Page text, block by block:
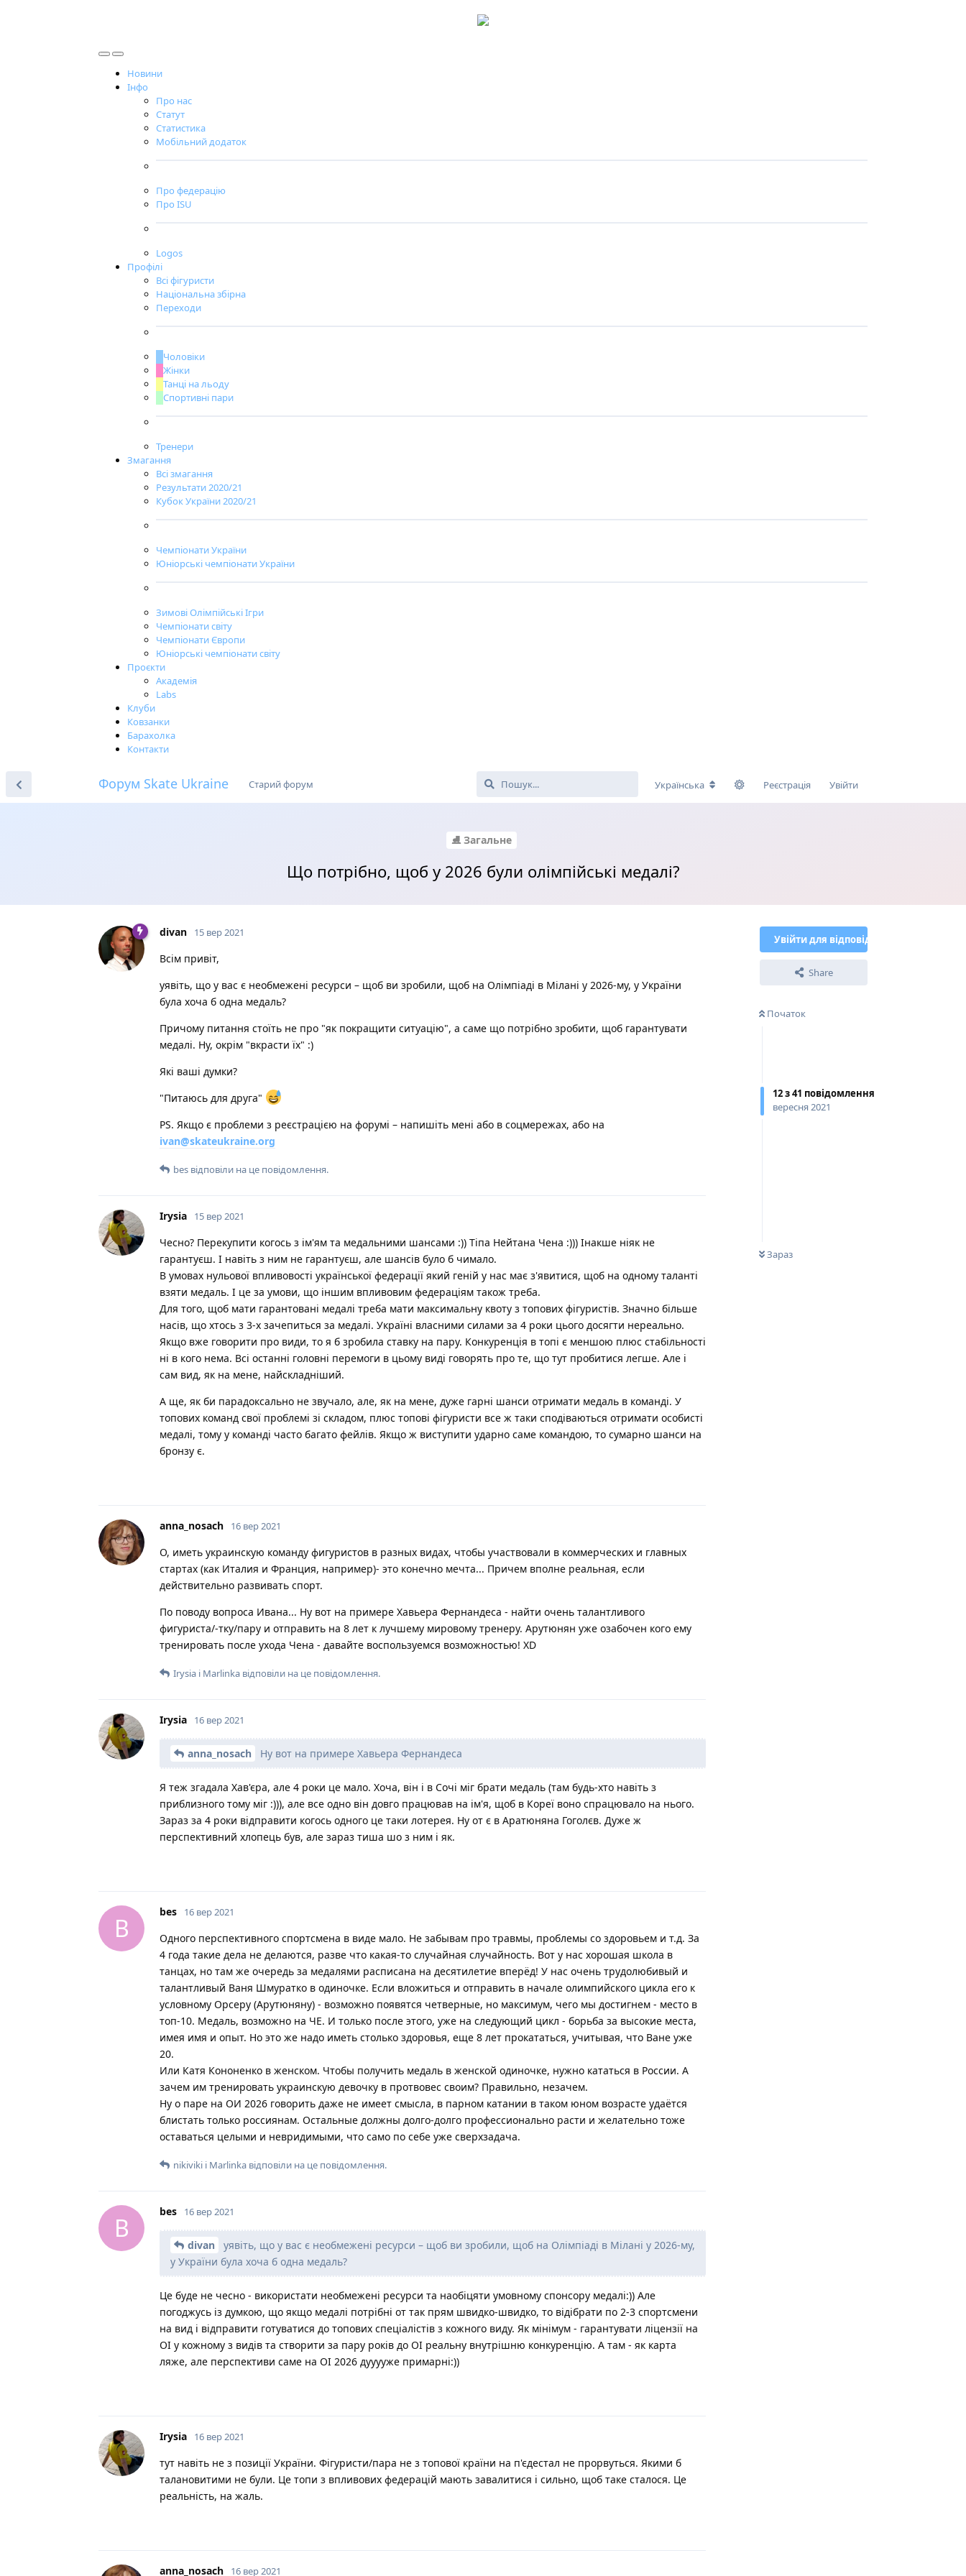
Новини
Інфо
Про нас
Статут
Статистика
Мобільний додаток
Про федерацію
Про ISU
Logos
Профілі
Всі фігуристи
Національна збірна
Переходи
Чоловіки
Жінки
Танці на льоду
Спортивні пари
Тренери
Змагання
Всі змагання
Результати 2020/21
Кубок України 2020/21
Чемпіонати України
Юніорські чемпіонати України
Зимові Олімпійські Ігри
Чемпіонати світу
Чемпіонати Європи
Юніорські чемпіонати світу
Проєкти
Академія
Labs
Клуби
Ковзанки
Барахолка
Контакти
Форум Skate Ukraine Старий форум Українська Реєстрація Увійти
⛸ Загальне
Що потрібно, щоб у 2026 були олімпійські медалі?
Увійти для відповіді
Share
Початок
12з41 повідомлення
вересня 2021
Зараз
divan 15 вер 2021
Всім привіт,
уявіть, що у вас є необмежені ресурси – щоб ви зробили, щоб на Олімпіаді в Мілані у 2026-му, у України
була хоча б одна медаль?
Причому питання стоїть не про "як покращити ситуацію", а саме що потрібно зробити, щоб гарантувати
медалі. Ну, окрім "вкрасти їх" :)
Які ваші думки?
"Питаюсь для друга"
PS. Якщо є проблеми з реєстрацією на форумі – напишіть мені або в соцмережах, або на
ivan@skateukraine.org
bes відповіли на це повідомлення.
Irysia 15 вер 2021
Чесно? Перекупити когось з ім'ям та медальними шансами :)) Тіпа Нейтана Чена :))) Інакше ніяк не
гарантуєш. І навіть з ним не гарантуєш, але шансів було б чимало.
В умовах нульової впливовості української федерації який геній у нас має з'явитися, щоб на одному таланті
взяти медаль. І це за умови, що іншим впливовим федераціям також треба.
Для того, щоб мати гарантовані медалі треба мати максимальну квоту з топових фігуристів. Значно більше
насів, що хтось з 3-х зачепиться за медалі. Україні власними силами за 4 роки цього досягти нереально.
Якщо вже говорити про види, то я б зробила ставку на пару. Конкуренція в топі є меншою плюс стабільності
ні в кого нема. Всі останні головні перемоги в цьому виді говорять про те, що тут пробитися легше. Але і
сам вид, як на мене, найскладніший.
А ще, як би парадоксально не звучало, але, як на мене, дуже гарні шанси отримати медаль в команді. У
топових команд свої проблемі зі складом, плюс топові фігуристи все ж таки сподіваються отримати особисті
медалі, тому у команді часто багато фейлів. Якщо ж виступити ударно саме командою, то сумарно шанси на
бронзу є.
anna_nosach 16 вер 2021
О, иметь украинскую команду фигуристов в разных видах, чтобы участвовали в коммерческих и главных
стартах (как Италия и Франция, например)- это конечно мечта... Причем вполне реальная, если
действительно развивать спорт.
По поводу вопроса Ивана... Ну вот на примере Хавьера Фернандеса - найти очень талантливого
фигуриста/-тку/пару и отправить на 8 лет к лучшему мировому тренеру. Арутюнян уже озабочен кого ему
тренировать после ухода Чена - давайте воспользуемся возможностью! XD
Irysia і Marlinka відповіли на це повідомлення.
Irysia 16 вер 2021
anna_nosach Ну вот на примере Хавьера Фернандеса
Я теж згадала Хав'єра, але 4 роки це мало. Хоча, він і в Сочі міг брати медаль (там будь-хто навіть з
приблизного тому міг :))), але все одно він довго працював на ім'я, щоб в Кореї воно спрацювало на нього.
Зараз за 4 роки відправити когось одного це таки лотерея. Ну от є в Аратюняна Гоголєв. Дуже ж
перспективний хлопець був, але зараз тиша шо з ним і як.
B
bes 16 вер 2021
Одного перспективного спортсмена в виде мало. Не забывам про травмы, проблемы со здоровьем и т.д. За
4 года такие дела не делаются, разве что какая-то случайная случайность. Вот у нас хорошая школа в
танцах, но там же очередь за медалями расписана на десятилетие вперёд! У нас очень трудолюбивый и
талантливый Ваня Шмуратко в одиночке. Если вложиться и отправить в начале олимпийского цикла его к
условному Орсеру (Арутюняну) - возможно появятся четверные, но максимум, чего мы достигнем - место в
топ-10. Медаль, возможно на ЧЕ. И только после этого, уже на следующий цикл - борьба за высокие места,
имея имя и опыт. Но это же надо иметь столько здоровья, еще 8 лет прокататься, учитывая, что Ване уже
20.
Или Катя Кононенко в женском. Чтобы получить медаль в женской одиночке, нужно кататься в России. А
зачем им тренировать украинскую девочку в протвовес своим? Правильно, незачем.
Ну о паре на ОИ 2026 говорить даже не имеет смысла, в парном катании в таком юном возрасте удаётся
блистать только россиянам. Остальные должны долго-долго профессионально расти и желательно тоже
оставаться целыми и невридимыми, что само по себе уже сверхзадача.
nikiviki і Marlinka відповіли на це повідомлення.
B
bes 16 вер 2021
divan
уявіть, що у вас є необмежені ресурси – щоб ви зробили, щоб на Олімпіаді в Мілані у 2026-му,
у України була хоча б одна медаль?
Це буде не чесно - використати необмежені ресурси та наобіцяти умовному спонсору медалі:)) Але
погоджусь із думкою, що якщо медалі потрібні от так прям швидко-швидко, то відібрати по 2-3 спортсмени
на вид і відправити готуватися до топових спеціалістів з кожного виду. Як мінімум - гарантувати ліцензії на
ОІ у кожному з видів та створити за пару років до ОІ реальну внутрішню конкуренцію. А там - як карта
ляже, але перспективи саме на ОІ 2026 дууууже примарні:))
Irysia 16 вер 2021
тут навіть не з позиції України. Фігуристи/пара не з топової країни на п'єдестал не прорвуться. Якими б
талановитими не були. Це топи з впливових федерацій мають завалитися і сильно, щоб таке сталося. Це
реальність, на жаль.
anna_nosach 16 вер 2021